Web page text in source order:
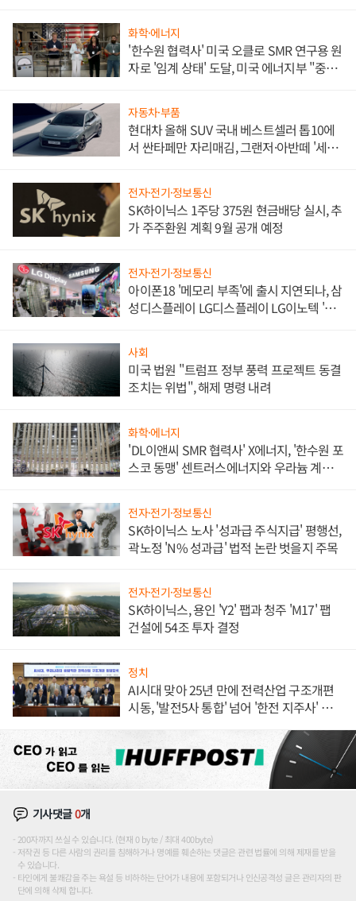
화학·에너지
'한수원 협력사' 미국 오클로 SMR 연구용 원
자로 '임계 상태' 도달, 미국 에너지부 "중요
자동차·부품
현대차 올해 SUV 국내 베스트셀러 톱10에
서 싼타페만 자리매김, 그랜저·아반떼 '세단
전자·전기·정보통신
SK하이닉스 1주당 375원 현금배당 실시, 추
가 주주환원 계획 9월 공개 예정
전자·전기·정보통신
아이폰18 '메모리 부족'에 출시 지연되나, 삼
성디스플레이 LG디스플레이 LG이노텍 '탈
사회
미국 법원 "트럼프 정부 풍력 프로젝트 동결
조치는 위법", 해제 명령 내려
화학·에너지
'DL이앤씨 SMR 협력사' X에너지, '한수원 포
스코 동맹' 센트러스에너지와 우라늄 계약
전자·전기·정보통신
SK하이닉스 노사 '성과급 주식지급' 평행선,
곽노정 'N% 성과급' 법적 논란 벗을지 주목
전자·전기·정보통신
SK하이닉스, 용인 'Y2' 팹과 청주 'M17' 팹
건설에 54조 투자 결정
정치
AI시대 맞아 25년 만에 전력산업 구조개편
시동, '발전5사 통합' 넘어 '한전 지주사' 재편
기사댓글0개
200자까지 쓰실 수 있습니다. (현재 0 byte / 최대 400byte)
저작권 등 다른 사람의 권리를 침해하거나 명예를 훼손하는 댓글은 관련 법률에 의해 제재를 받을
수 있습니다.
타인에게 불쾌감을 주는 욕설 등 비하하는 단어가 내용에 포함되거나 인신공격성 글은 관리자의 판
단에 의해 삭제 합니다.